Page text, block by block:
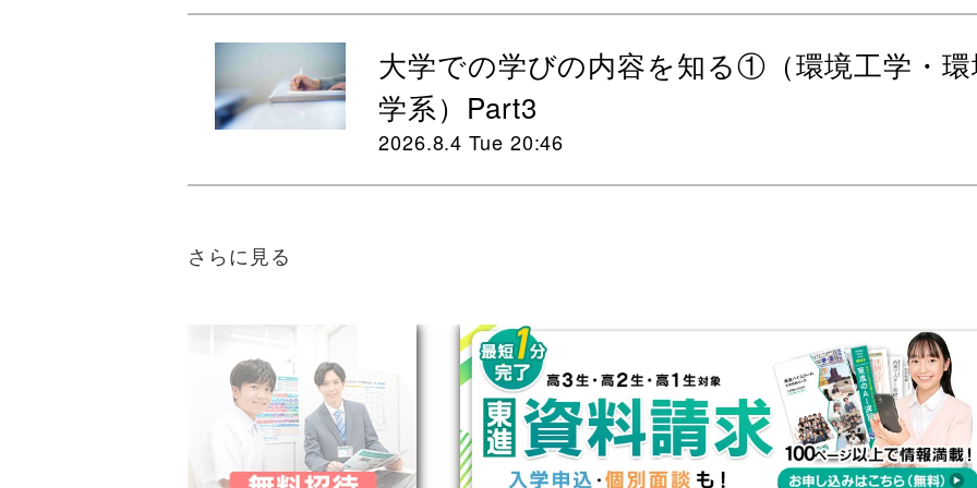
大学での学びの内容を知る①（環境工学・
学系）Part3
2026.8.4 Tue 20:46
さらに見る